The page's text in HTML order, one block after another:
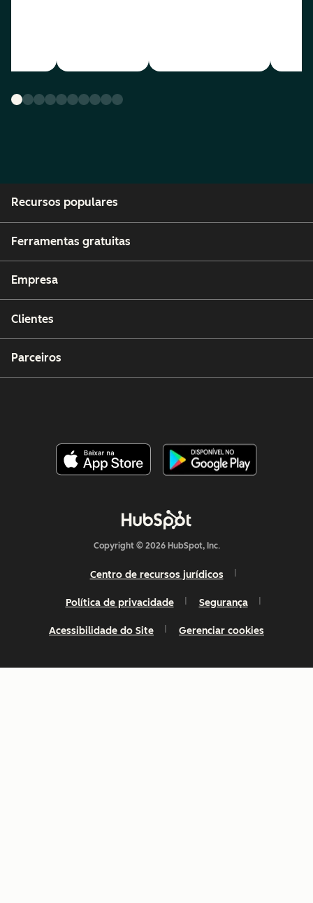
Recursos populares
Ferramentas gratuitas
Empresa
Clientes
Parceiros
Copyright © 2026 HubSpot, Inc.
Centro de recursos jurídicos
Política de privacidade Segurança
Acessibilidade do Site Gerenciar cookies